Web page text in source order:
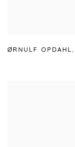
ØRNULF OPDAHL,